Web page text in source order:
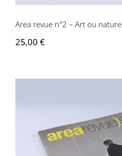
Area revue n°2 – Art ou nature
25,00 €